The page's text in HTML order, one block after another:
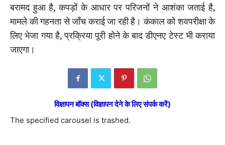
बरामद हुआ है, कपड़ों के आधार पर परिजनों ने आशंका जताई है,
मामले की गहनता से जाँच कराई जा रही है। कंकाल को शवपरीक्षा के
लिए भेजा गया है, प्रक्रिया पूरी होने के बाद डीएनए टेस्ट भी कराया
जाएगा।
विज्ञापन बॉक्स (विज्ञापन देने के लिए संपर्क करें)
The specified carousel is trashed.